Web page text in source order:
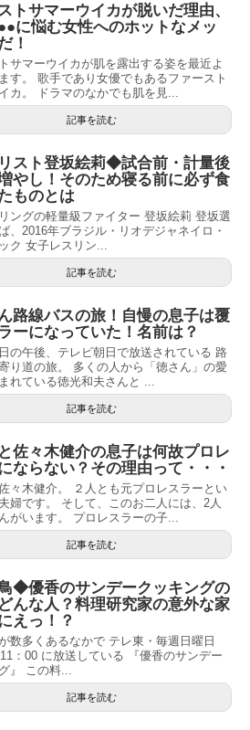
トサマーウイカが脱いだ理由、
に悩む女性へのホットなメッ
！
サマーウイカが肌を露出する姿を最近よ
す。 歌手であり女優でもあるファースト
カ。 ドラマのなかでも肌を見...
記事を読む
スト登坂絵莉◆試合前・計量後
やし！そのため寝る前に必ず食
ものとは
ングの軽量級ファイター 登坂絵莉 登坂選
、2016年ブラジル・リオデジャネイロ・
ク 女子レスリン...
記事を読む
路線バスの旅！自慢の息子は覆
ーになっていた！名前は？
の午後、テレビ朝日で放送されている 路
り道の旅。 多くの人から「徳さん」の愛
れている徳光和夫さんと ...
記事を読む
佐々木健介の息子は何故プロレ
ならない？その理由って・・・
々木健介。 ２人とも元プロレスラーとい
婦です。 そして、このお二人には、2人
がいます。 プロレスラーの子...
記事を読む
◆優香のサンデークッキングの
んな人？料理研究家の意外な家
えっ！？
数多くあるなかで テレ東・毎週日曜日
：00 に放送している 『優香のサンデー
』 この料...
記事を読む